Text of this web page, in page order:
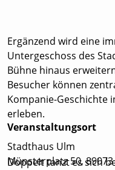
Ergänzend wird eine
Untergeschoss des
Bühne hinaus
Besucher können
Kompanie-Geschichte
erleben.
Doppelt tanzt es sich
Veranstaltungsort
Stadthaus Ulm
Münsterplatz 50,